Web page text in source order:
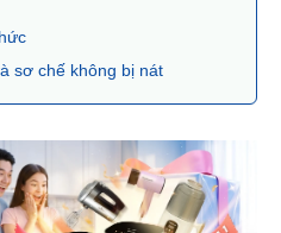
sơ chế không bị nát